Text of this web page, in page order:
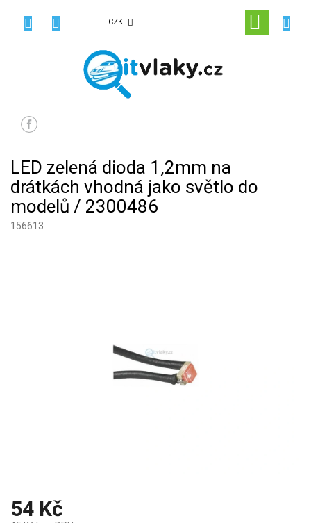
CZK
KOŠÍK
LED zelená dioda 1,2mm na
drátkách vhodná jako světlo do
modelů / 2300486
156613
54 Kč